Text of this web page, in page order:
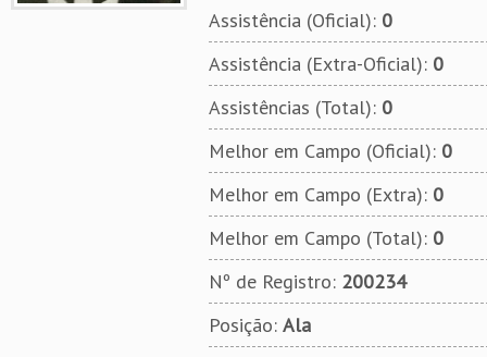
Assistência (Oficial): 0
Assistência (Extra-Oficial): 0
Assistências (Total): 0
Melhor em Campo (Oficial): 0
Melhor em Campo (Extra): 0
Melhor em Campo (Total): 0
Nº de Registro: 200234
Posição: Ala